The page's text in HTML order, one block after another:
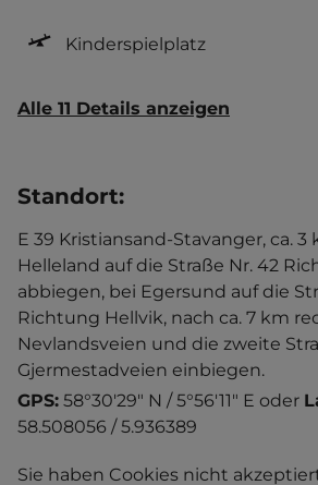
Kinderspielplatz
Alle 11 Details anzeigen
Standort:
E 39 Kristiansand-Stavanger, ca.
Helleland auf die Straße Nr. 42
abbiegen, bei Egersund auf die
Richtung Hellvik, nach ca. 7 km
Nevlandsveien und die zweite
Gjermestadveien einbiegen.
GPS: 58°30'29" N / 5°56'11" E oder
58.508056 / 5.936389
Sie haben Cookies nicht